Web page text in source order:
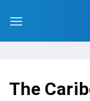
The